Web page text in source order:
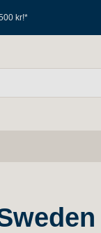
kr!*